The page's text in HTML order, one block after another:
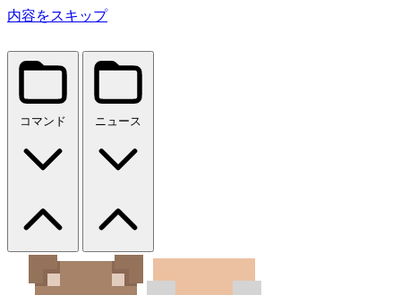
内容をスキップ
コマンド ニュース